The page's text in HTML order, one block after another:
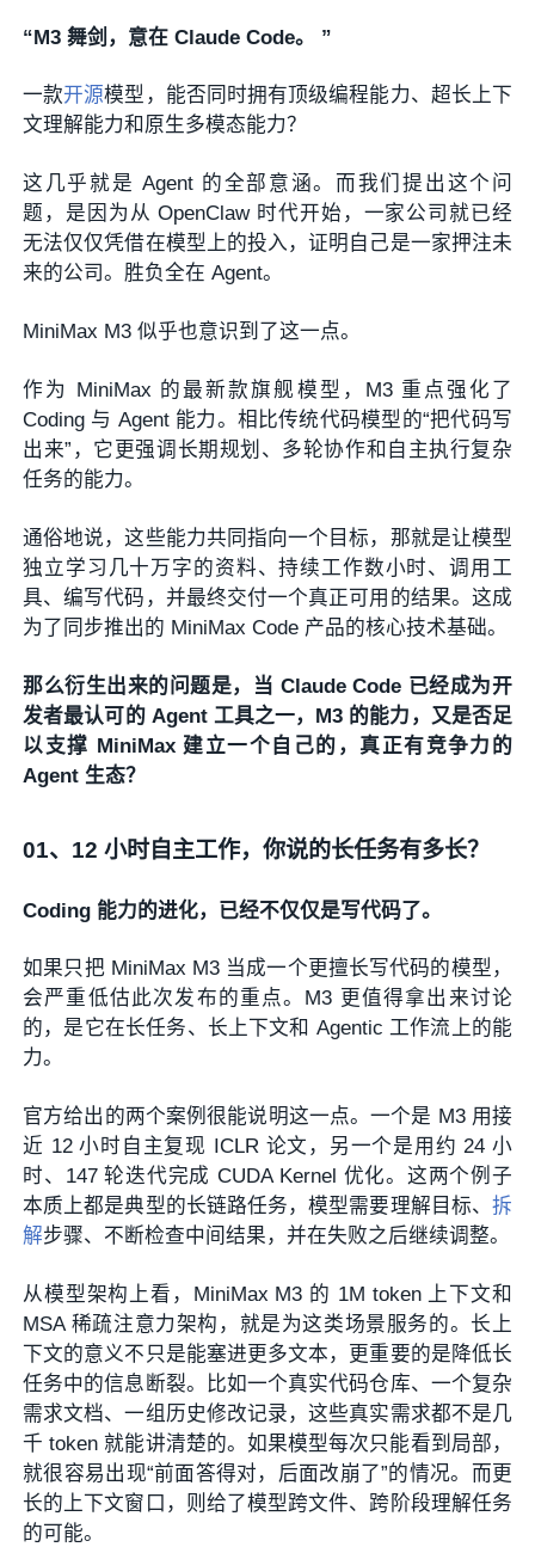
“M3 舞剑，意在 Claude Code。 ”
一款开源模型，能否同时拥有顶级编程能力、超长上下
文理解能力和原生多模态能力？
这几乎就是 Agent 的全部意涵。而我们提出这个问
题，是因为从 OpenClaw 时代开始，一家公司就已经
无法仅仅凭借在模型上的投入，证明自己是一家押注未
来的公司。胜负全在 Agent。
MiniMax M3 似乎也意识到了这一点。
作为 MiniMax 的最新款旗舰模型，M3 重点强化了
Coding 与 Agent 能力。相比传统代码模型的“把代码写
出来”，它更强调长期规划、多轮协作和自主执行复杂
任务的能力。
通俗地说，这些能力共同指向一个目标，那就是让模型
独立学习几十万字的资料、持续工作数小时、调用工
具、编写代码，并最终交付一个真正可用的结果。这成
为了同步推出的 MiniMax Code 产品的核心技术基础。
那么衍生出来的问题是，当 Claude Code 已经成为开
发者最认可的 Agent 工具之一，M3 的能力，又是否足
以支撑 MiniMax 建立一个自己的，真正有竞争力的
Agent 生态？
01、 12 小时自主工作，你说的长任务有多长？
Coding 能力的进化，已经不仅仅是写代码了。
如果只把 MiniMax M3 当成一个更擅长写代码的模型，
会严重低估此次发布的重点。M3 更值得拿出来讨论
的，是它在长任务、长上下文和 Agentic 工作流上的能
力。
官方给出的两个案例很能说明这一点。一个是 M3 用接
近 12 小时自主复现 ICLR 论文，另一个是用约 24 小
时、147 轮迭代完成 CUDA Kernel 优化。这两个例子
本质上都是典型的长链路任务，模型需要理解目标、 拆
解步骤、不断检查中间结果，并在失败之后继续调整。
从模型架构上看，MiniMax M3 的 1M token 上下文和
MSA 稀疏注意力架构，就是为这类场景服务的。长上
下文的意义不只是能塞进更多文本，更重要的是降低长
任务中的信息断裂。比如一个真实代码仓库、一个复杂
需求文档、一组历史修改记录，这些真实需求都不是几
千 token 就能讲清楚的。如果模型每次只能看到局部，
就很容易出现“前面答得对，后面改崩了”的情况。而更
长的上下文窗口，则给了模型跨文件、跨阶段理解任务
的可能。